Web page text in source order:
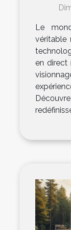
Le
véritable
en direct